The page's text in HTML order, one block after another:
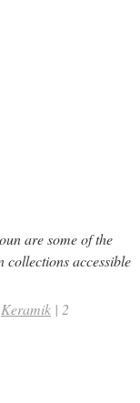
are some of the
accessible
Keramik | 2